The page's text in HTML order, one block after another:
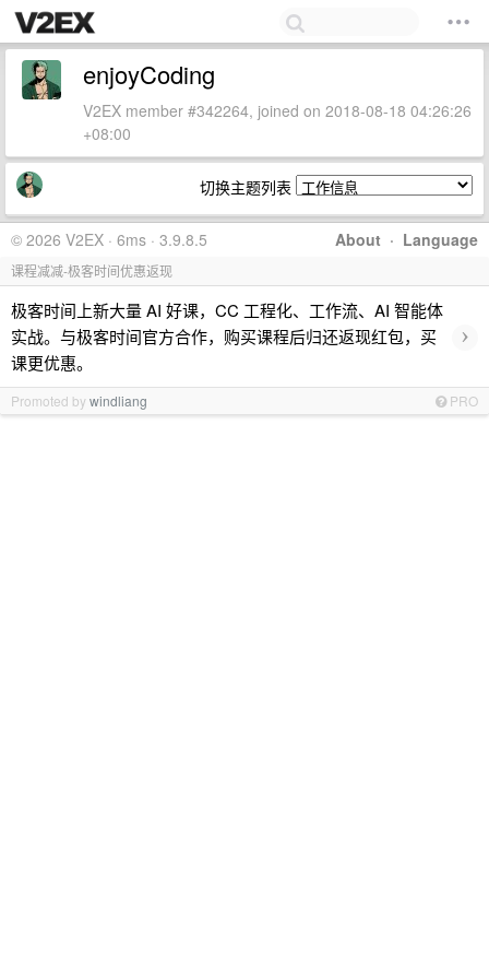
enjoyCoding
V2EX member #342264, joined on 2018-08-18 04:26:26
+08:00
切换主题列表
About · Language
© 2026 V2EX · 6ms · 3.9.8.5
课程减减-极客时间优惠返现
极客时间上新大量 AI 好课，CC 工程化、工作流、AI 智能体
实战。与极客时间官方合作，购买课程后归还返现红包，买
课更优惠。
›
Promoted bywindliang PRO